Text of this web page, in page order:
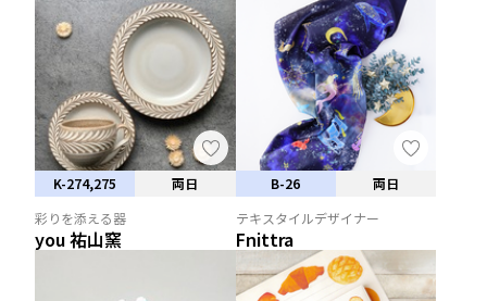
K-274,275
両日
彩りを添える器
you 祐山窯
B-26
両日
テキスタイルデザイナー
Fnittra